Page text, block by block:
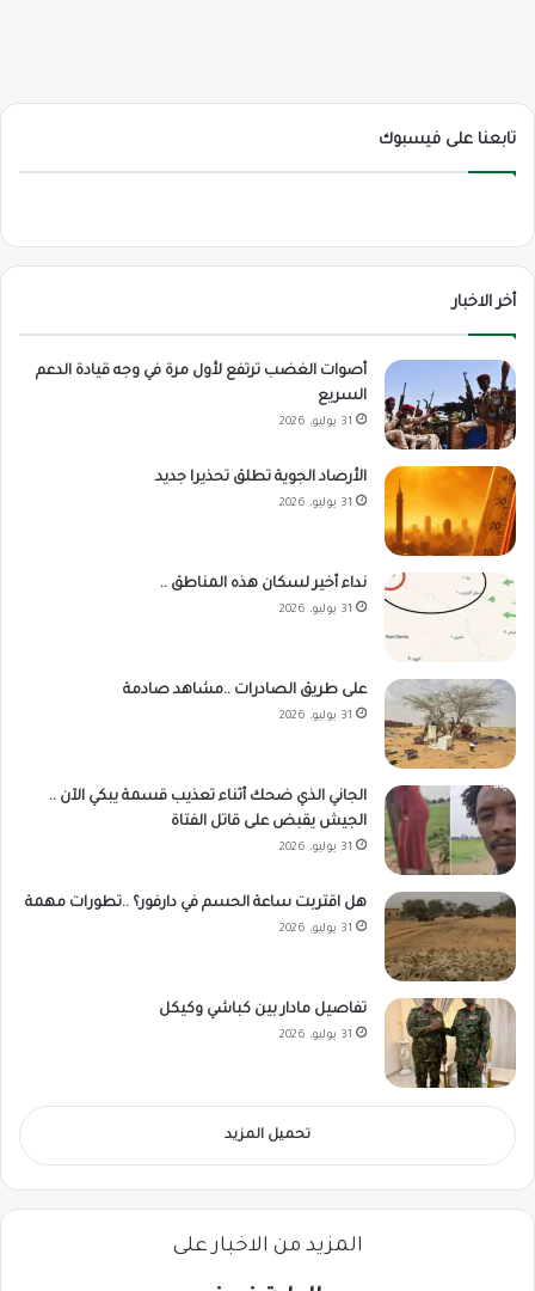
تابعنا على فيسبوك
أخر الاخبار
أصوات الغضب ترتفع لأول مرة في وجه قيادة الدعم
السريع
31 يوليو، 2026
الأرصاد الجوية تطلق تحذيرا جديد
31 يوليو، 2026
نداء أخير لسكان هذه المناطق ..
31 يوليو، 2026
على طريق الصادرات ..مشاهد صادمة
31 يوليو، 2026
الجاني الذي ضحك أثناء تعذيب قسمة يبكي الآن ..
الجيش يقبض على قاتل الفتاة
31 يوليو، 2026
هل اقتربت ساعة الحسم في دارفور؟ ..تطورات مهمة
31 يوليو، 2026
تفاصيل مادار بين كباشي وكيكل
31 يوليو، 2026
تحميل المزيد
المزيد من الاخبار على